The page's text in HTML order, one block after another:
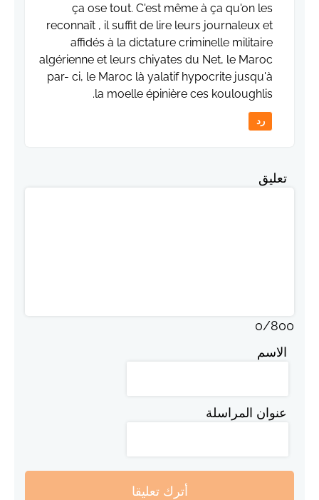
ça ose tout. C'est même à ça qu'on les
reconnaît , il suffit de lire leurs journaleux et
affidés à la dictature criminelle militaire
algérienne et leurs chiyates du Net, le Maroc
par- ci, le Maroc là yalatif hypocrite jusqu'à
la moelle épinière ces kouloughlis.
رد
تعليق
0/800
الاسم
عنوان المراسلة
أترك تعليقا